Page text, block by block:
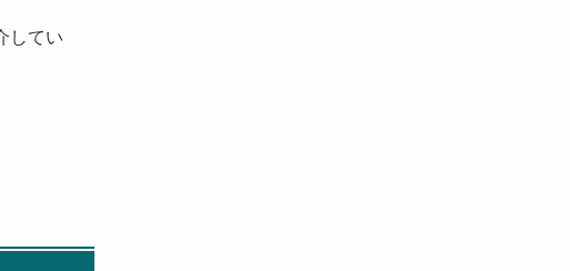
してい